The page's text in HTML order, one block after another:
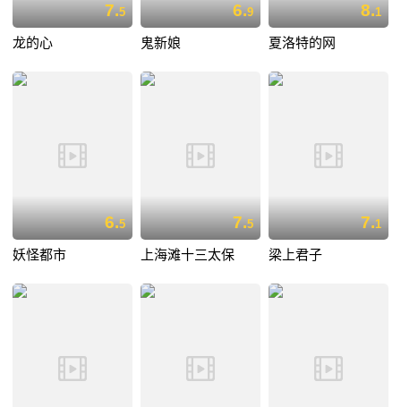
7.5
龙的心
6.9
鬼新娘
8.1
夏洛特的网
6.5
妖怪都市
7.5
上海滩十三太保
7.1
梁上君子